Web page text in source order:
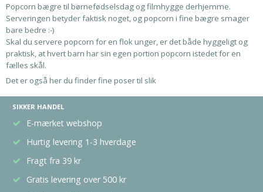
Popcorn bægre til børnefødselsdag og filmhygge derhjemme.
Serveringen betyder faktisk noget, og popcorn i fine bægre smager
bare bedre :-)
Skal du servere popcorn for en flok unger, er det både hyggeligt og
praktisk, at hvert barn har sin egen portion popcorn istedet for en
fælles skål.
Det er også her du finder fine poser til slik
SIKKER HANDEL
E-mærket webshop
Hurtig levering 1-3 hverdage
Fragt fra 39 kr
Gratis levering over 500 kr